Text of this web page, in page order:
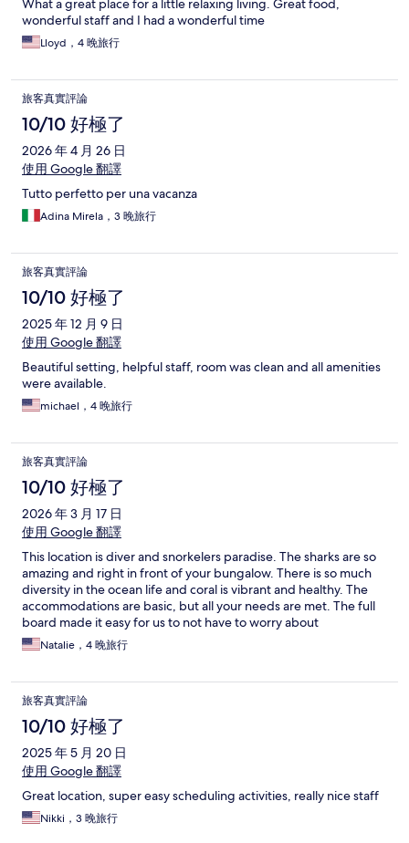
What a great place for a little relaxing living. Great food,
wonderful staff and I had a wonderful time
Lloyd，4 晚旅行
旅客真實評論
10/10 好極了
2026 年 4 月 26 日
使用 Google 翻譯
Tutto perfetto per una vacanza
Adina Mirela，3 晚旅行
旅客真實評論
10/10 好極了
2025 年 12 月 9 日
使用 Google 翻譯
Beautiful setting, helpful staff, room was clean and all amenities
were available.
michael，4 晚旅行
旅客真實評論
10/10 好極了
2026 年 3 月 17 日
使用 Google 翻譯
This location is diver and snorkelers paradise. The sharks are so
amazing and right in front of your bungalow. There is so much
diversity in the ocean life and coral is vibrant and healthy. The
accommodations are basic, but all your needs are met. The full
board made it easy for us to not have to worry about
meals/grocery shopping/cooking/dishes. We were able to
maximize our time in the water. We absolutely loved our stay
Natalie，4 晚旅行
旅客真實評論
10/10 好極了
2025 年 5 月 20 日
使用 Google 翻譯
Great location, super easy scheduling activities, really nice staff
Nikki，3 晚旅行